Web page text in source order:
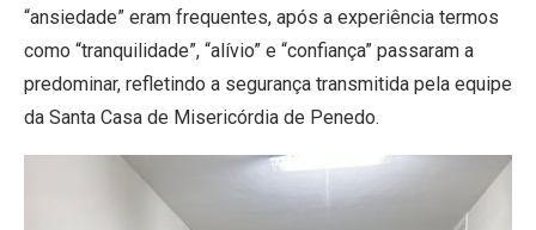
“ansiedade” eram frequentes, após a experiência termos
como “tranquilidade”, “alívio” e “confiança” passaram a
predominar, refletindo a segurança transmitida pela equipe
da Santa Casa de Misericórdia de Penedo.